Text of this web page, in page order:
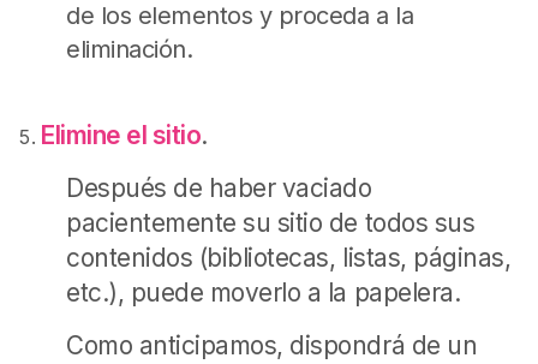
de los elementos y proceda a la
eliminación.
Elimine el sitio.
Después de haber vaciado
pacientemente su sitio de todos sus
contenidos (bibliotecas, listas, páginas,
etc.), puede moverlo a la papelera.
Como anticipamos, dispondrá de un